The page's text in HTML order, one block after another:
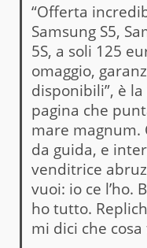
“Offerta
Samsung S5,
5S, a soli 125
omaggio,
disponibili”, è
pagina che
mare magnum.
da guida, e
venditrice
vuoi: io ce l’ho.
ho tutto.
mi dici che